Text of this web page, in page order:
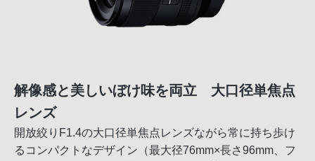
解像感と美しいぼけ味を両立 大口径単焦点
レンズ
開放絞りF1.4の大口径単焦点レンズながら常に持ち歩け
るコンパクトなデザイン（最大径76mm×長さ96mm、フ